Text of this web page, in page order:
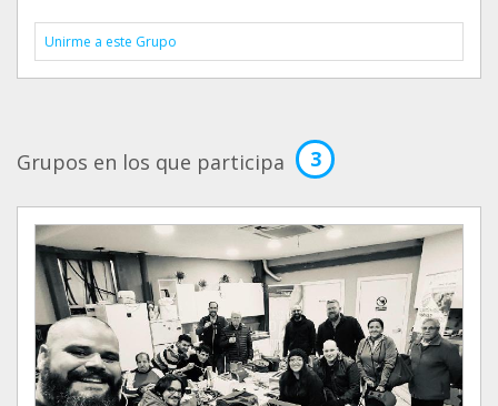
Unirme a este Grupo
Grupos en los que participa 3